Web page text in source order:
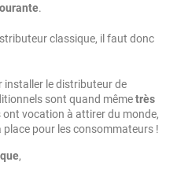
.
classique, il faut donc
installer le distributeur de
sont quand mêmetrès
ont vocation à attirer du monde,
pour les consommateurs !
,